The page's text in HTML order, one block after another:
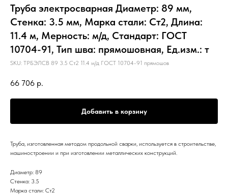
Труба электросварная Диаметр: 89 мм,
Стенка: 3.5 мм, Марка стали: Ст2, Длина:
11.4 м, Мерность: м/д, Стандарт: ГОСТ
10704-91, Тип шва: прямошовная, Ед.изм.: т
SKU: ТРБЭЛСВ 89 3.5 Ст2 11.4 м/д ГОСТ 10704-91 прямошов
66 706 р.
Добавить в корзину
Труба, изготовленная методом продольной сварки, используется в строительстве,
машиностроении и при изготовлении металлических конструкций.
Диаметр: 89
Стенка: 3.5
Марка стали: Ст2